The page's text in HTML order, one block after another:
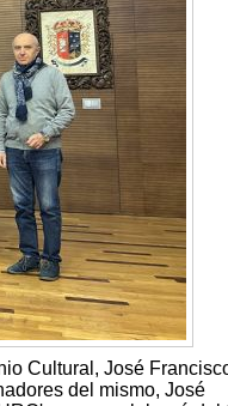
Cultural, José
del mismo, José